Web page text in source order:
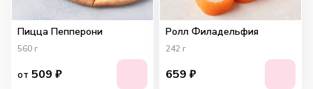
Пицца Пепперони
560 г
от 509 ₽
Ролл Филадельфия
242 г
659 ₽